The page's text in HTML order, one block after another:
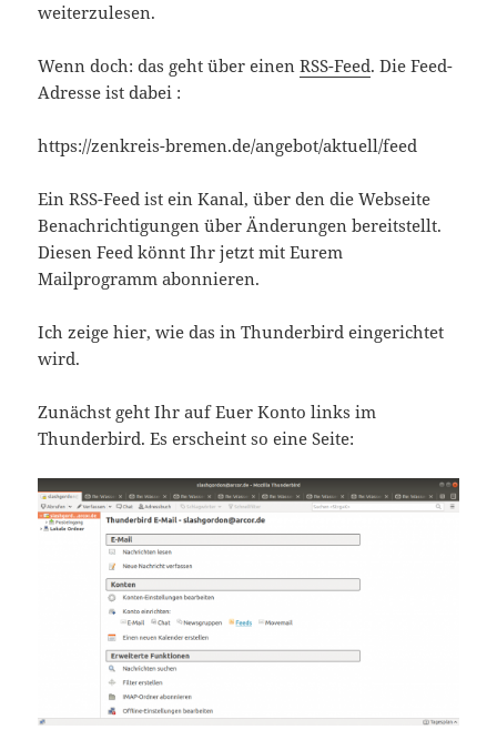
weiterzulesen.
Wenn doch: das geht über einenRSS-Feed. Die Feed-
Adresse ist dabei :
https://zenkreis-bremen.de/angebot/aktuell/feed
Ein RSS-Feed ist ein Kanal, über den die Webseite
Benachrichtigungen über Änderungen bereitstellt.
Diesen Feed könnt Ihr jetzt mit Eurem
Mailprogramm abonnieren.
Ich zeige hier, wie das in Thunderbird eingerichtet
wird.
Zunächst geht Ihr auf Euer Konto links im
Thunderbird. Es erscheint so eine Seite: